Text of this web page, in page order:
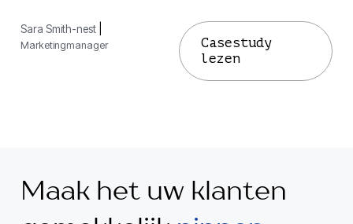
Sara Smith-nest|
Marketingmanager
Casestudy
lezen
Maak het uw klanten